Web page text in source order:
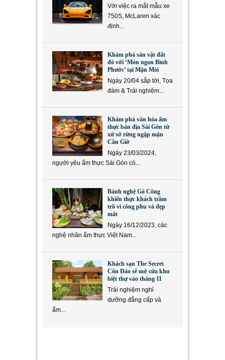
Với việc ra mắt mẫu xe
750S, McLaren xác
định...
Khám phá sản vật đất
đỏ với ‘Món ngon Bình
Phước’ tại Mặn Mòi
Ngày 20/04 sắp tới, Tọa
đàm & Trải nghiệm...
Khám phá văn hóa ẩm
thực bản địa Sài Gòn từ
xứ sở rừng ngập mặn
Cần Giờ
Ngày 23/03/2024,
người yêu ẩm thực Sài Gòn có...
Bánh nghệ Gò Công
khiến thực khách trầm
trồ vì công phu và đẹp
mắt
Ngày 16/12/2023, các
nghệ nhân ẩm thực Việt Nam...
Khách sạn The Secret
Côn Đảo sẽ mở cửa khu
biệt thự vào tháng 11
Trải nghiệm nghỉ
dưỡng đẳng cấp và
ẩm...